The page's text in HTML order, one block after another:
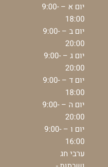
יום א – 9:00-
18:00
יום ב – 9:00-
20:00
יום ג – 9:00-
20:00
יום ד – 9:00-
18:00
יום ה – 9:00-
20:00
יום ו – 9:00-
16:00
ערבי חג